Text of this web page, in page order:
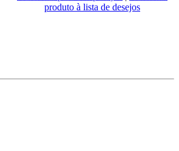
produto à lista de desejos